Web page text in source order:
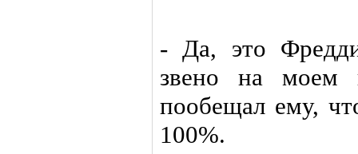
- Да, это
звено на моем
пообещал ему,
100%.